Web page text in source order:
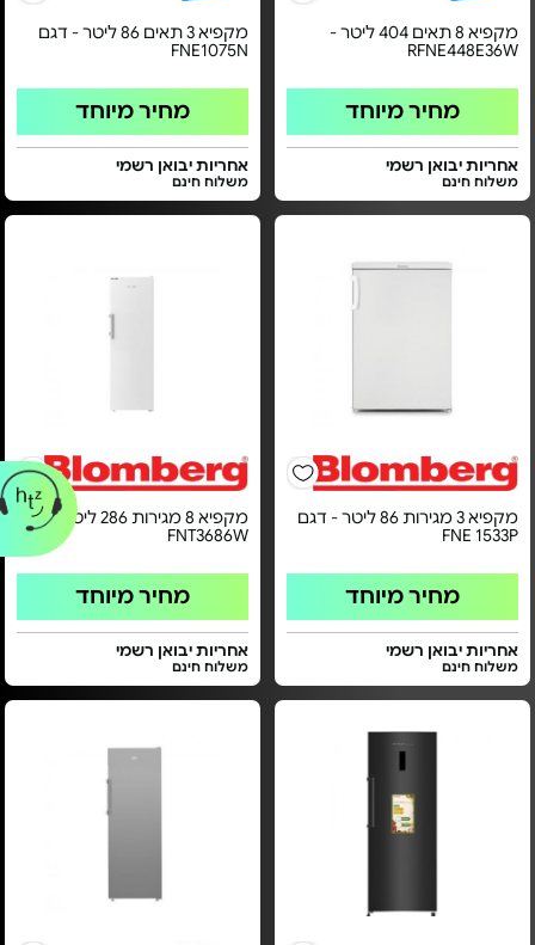
מקפיא 8 תאים 404 ליטר -
RFNE448E36W
מחיר מיוחד
אחריות יבואן רשמי
משלוח חינם
מקפיא 3 תאים 86 ליטר - דגם
FNE1075N
מחיר מיוחד
אחריות יבואן רשמי
משלוח חינם
מקפיא 3 מגירות 86 ליטר - דגם
FNE 1533P
מחיר מיוחד
אחריות יבואן רשמי
משלוח חינם
מקפיא 8 מגירות 286 ליטר - דגם
FNT3686W
מחיר מיוחד
אחריות יבואן רשמי
משלוח חינם